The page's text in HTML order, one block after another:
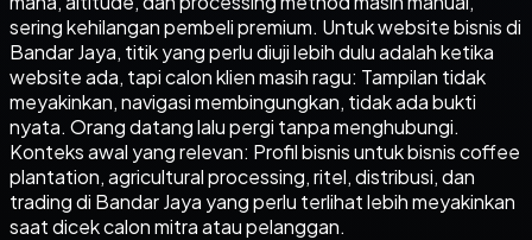
sering kehilangan pembeli premium. Untuk website bisnis di
Bandar Jaya, titik yang perlu diuji lebih dulu adalah ketika
website ada, tapi calon klien masih ragu: Tampilan tidak
meyakinkan, navigasi membingungkan, tidak ada bukti
nyata. Orang datang lalu pergi tanpa menghubungi.
Konteks awal yang relevan: Profil bisnis untuk bisnis coffee
plantation, agricultural processing, ritel, distribusi, dan
trading di Bandar Jaya yang perlu terlihat lebih meyakinkan
saat dicek calon mitra atau pelanggan.